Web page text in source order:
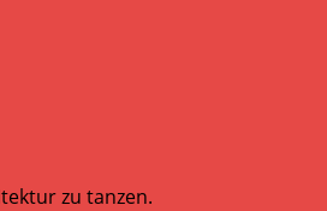
zu tanzen.